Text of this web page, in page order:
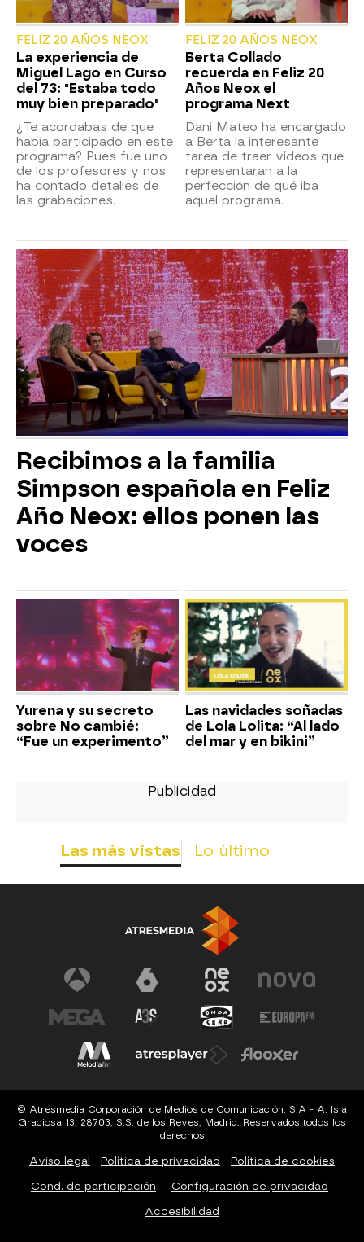
FELIZ 20 AÑOS NEOX
La experiencia de
Miguel Lago en Curso
del 73: "Estaba todo
muy bien preparado"
¿Te acordabas de que
había participado en este
programa? Pues fue uno
de los profesores y nos
ha contado detalles de
las grabaciones.
FELIZ 20 AÑOS NEOX
Berta Collado
recuerda en Feliz 20
Años Neox el
programa Next
Dani Mateo ha encargado
a Berta la interesante
tarea de traer vídeos que
representaran a la
perfección de qué iba
aquel programa.
Recibimos a la familia
Simpson española en Feliz
Año Neox: ellos ponen las
voces
Yurena y su secreto
sobre No cambié:
“Fue un experimento”
Las navidades soñadas
de Lola Lolita: “Al lado
del mar y en bikini”
Las más vistas Lo último
© Atresmedia Corporación de Medios de Comunicación, S.A - A. Isla
Graciosa 13, 28703, S.S. de los Reyes, Madrid. Reservados todos los
derechos
Aviso legal Política de privacidad Política de cookies
Cond. de participación Configuración de privacidad
Accesibilidad